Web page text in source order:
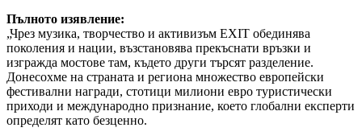
Пълното изявление:
„Чрез музика, творчество и активизъм EXIT обединява
поколения и нации, възстановява прекъснати връзки и
изгражда мостове там, където други търсят разделение.
Донесохме на страната и региона множество европейски
фестивални награди, стотици милиони евро туристически
приходи и международно признание, което глобални експерти
определят като безценно.